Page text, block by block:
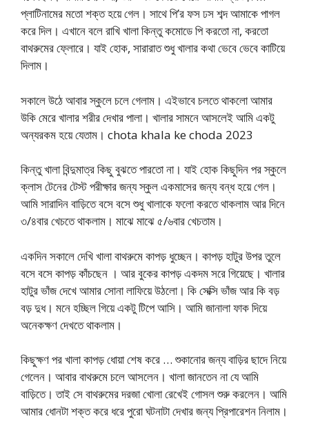
প্লাটিনামের মতো শক্ত হয়ে গেল। সাথে পি’র ফস ঢস শব্দ আমাকে পাগল
করে দিল। এখানে বলে রাখি খালা কিন্তু কমোডে পি করতো না, করতো
বাথরুমের ফ্লোরে। যাই হোক, সারারাত শুধু খালার কথা ভেবে ভেবে কাটিয়ে
দিলাম।
সকালে উঠে আবার স্কুলে চলে গেলাম। এইভাবে চলতে থাকলো আমার
উকি মেরে খালার শরীর দেখার পালা। খালার সামনে আসলেই আমি একটু
অন্যরকম হয়ে যেতাম। chota khala ke choda 2023
কিন্তু খালা বিন্দুমাত্র কিছু বুঝতে পারতো না। যাই হোক কিছুদিন পর স্কুলে
ক্লাস টেনের টেস্ট পরীক্ষার জন্য স্কুল একমাসের জন্য বন্ধ হয়ে গেল।
আমি সারাদিন বাড়িতে বসে বসে শুধু খালাকে ফলো করতে থাকলাম আর দিনে
৩/৪বার খেচতে থাকলাম। মাঝে মাঝে ৫/৬বার খেচতাম।
একদিন সকালে দেখি খালা বাথরুমে কাপড় ধুচ্ছেন। কাপড় হাটুর উপর তুলে
বসে বসে কাপড় কাঁচছেন । আর বুকের কাপড় একদম সরে গিয়েছে। খালার
হাটুর ভাঁজ দেখে আমার সোনা লাফিয়ে উঠলো। কি সেক্সি ভাঁজ আর কি বড়
বড় দুধ। মনে হচ্ছিল গিয়ে একটু টিপে আসি। আমি জানালা ফাক দিয়ে
অনেকক্ষণ দেখতে থাকলাম।
কিছুক্ষণ পর খালা কাপড় ধোয়া শেষ করে … শুকানোর জন্য বাড়ির ছাদে নিয়ে
গেলেন। আবার বাথরুমে চলে আসলেন। খালা জানতেন না যে আমি
বাড়িতে। তাই সে বাথরুমের দরজা খোলা রেখেই গোসল শুরু করলেন। আমি
আমার ধোনটা শক্ত করে ধরে পুরো ঘটনাটা দেখার জন্য প্রিপারেশন নিলাম।